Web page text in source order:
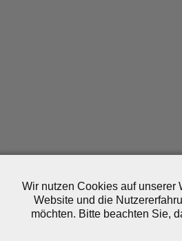
Wir nutzen Cookies auf unserer
Website und die
möchten. Bitte beachten Sie,